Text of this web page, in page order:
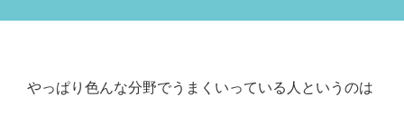
やっぱり色んな分野でうまくいっている人というのは